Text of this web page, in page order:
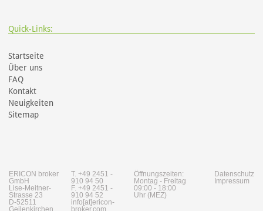
Quick-Links:
Startseite
Über uns
FAQ
Kontakt
Neuigkeiten
Sitemap
ERICON broker
GmbH
Lise-Meitner-
Strasse 23
D-52511
Geilenkirchen
T. +49 2451 -
910 94 50
F. +49 2451 -
910 94 52
info[at]ericon-
broker.com
Öffnungszeiten:
Montag - Freitag
09:00 - 18:00
Uhr (MEZ)
Datenschutz
Impressum